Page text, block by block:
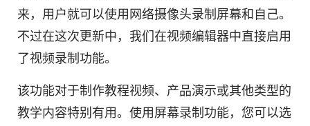
来，用户就可以使用网络摄像头录制屏幕和自己。
不过在这次更新中，我们在视频编辑器中直接启用
了视频录制功能。
该功能对于制作教程视频、产品演示或其他类型的
教学内容特别有用。使用屏幕录制功能，您可以选